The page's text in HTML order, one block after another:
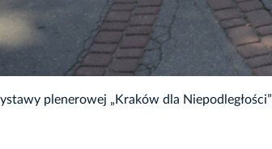
plenerowej „Kraków dla Niepodległości”